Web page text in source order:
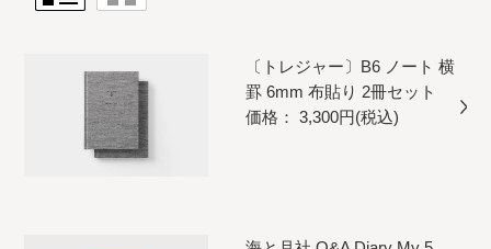
〔トレジャー〕B6 ノート 横
罫 6mm 布貼り 2冊セット
価格： 3,300円(税込)